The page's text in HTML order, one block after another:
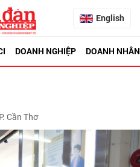
English
DOANH NGHIỆP DOANH NHÂN
Cần Thơ